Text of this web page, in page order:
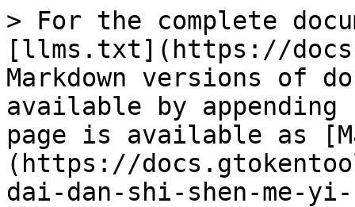
> For the complete
[llms.txt](https://
Markdown versions of
available by
page is available as
(https://
dai-dan-shi-shen-me-